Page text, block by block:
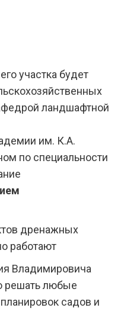
участка будет
ландшафтной
им. К.А.
по специальности
дренажных
работают
Владимировича
решать любые
садов и